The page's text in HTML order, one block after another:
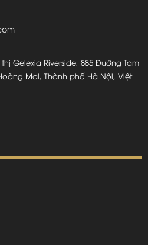
Gelexia Riverside, 885 Đường Tam
Mai, Thành phố Hà Nội, Việt